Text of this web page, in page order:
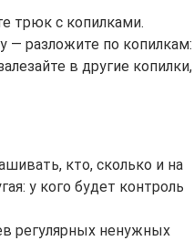
трюк с копилками.
— разложите по копилкам:
в другие копилки,
кто, сколько и на
у кого будет контроль
регулярных ненужных